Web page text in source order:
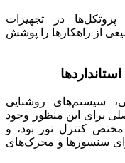
پروتکل‌ها در تجهیزات
از راهکارها را پوشش
سیستم‌های روشنایی
برای این منظور وجود
کنترل نور بود، و
سنسورها و محرک‌های